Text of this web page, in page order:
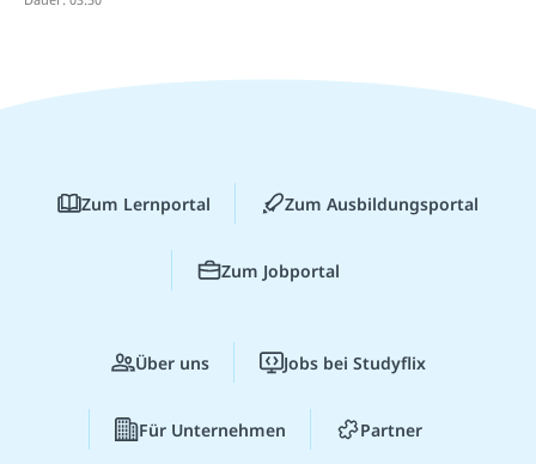
Zum Lernportal Zum Ausbildungsportal
Zum Jobportal
Über uns Jobs bei Studyflix
Für Unternehmen Partner